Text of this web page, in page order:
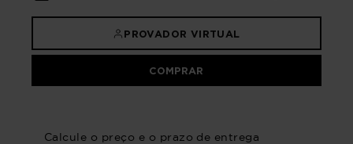
PROVADOR VIRTUAL
COMPRAR
Calcule o preço e o prazo de entrega